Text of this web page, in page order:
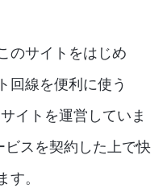
のサイトをはじめ
回線を便利に使う
イトを運営していま
スを契約した上で快
。